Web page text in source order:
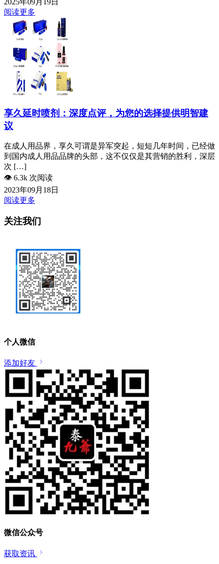
阅读更多
享久延时喷剂：深度点评，为您的选择提供明智建
议
在成人用品界，享久可谓是异军突起，短短几年时间，已经做
到国内成人用品品牌的头部，这不仅仅是其营销的胜利，深层
次 […]
👁️ 6.3k 次阅读
2023年09月18日
阅读更多
关注我们
个人微信
添加好友
微信公众号
获取资讯